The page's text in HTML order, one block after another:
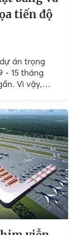
tiến độ
án trọng
- 15 tháng
Vì vậy,